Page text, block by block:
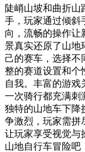
陡峭山坡和曲折山
手，玩家通过倾斜
向，流畅的操作让
景真实还原了山地
己的赛车，选择不
整的赛道设置和个
自我。丰富的游戏
一次骑行都充满刺
独特的山地车下降
争激烈，玩家需拼
让玩家享受视觉与
山地自行车冒险吧